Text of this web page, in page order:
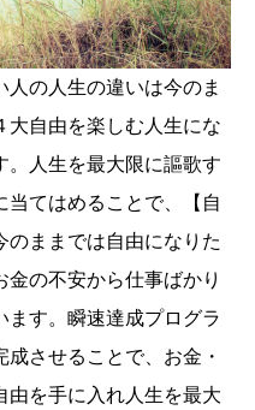
の人生の違いは今のま
大自由を楽しむ人生にな
。人生を最大限に謳歌す
当てはめることで、【自
のままでは自由になりた
金の不安から仕事ばかり
ます。瞬速達成プログラ
させることで、お金・
由を手に入れ人生を最大